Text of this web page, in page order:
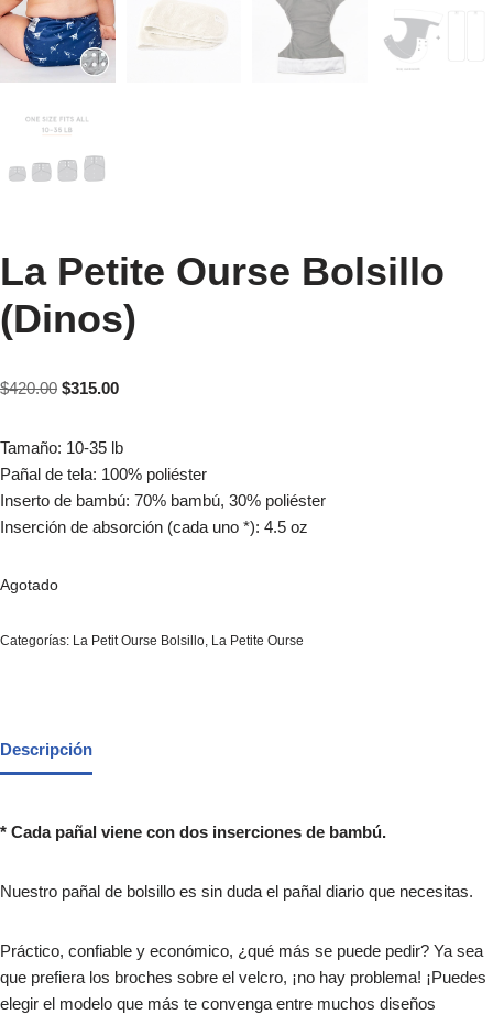
La Petite Ourse Bolsillo
(Dinos)
$420.00 $315.00
Tamaño: 10-35 lb
Pañal de tela: 100% poliéster
Inserto de bambú: 70% bambú, 30% poliéster
Inserción de absorción (cada uno *): 4.5 oz
Agotado
Categorías: La Petit Ourse Bolsillo La Petite Ourse
Descripción
* Cada pañal viene con dos inserciones de bambú.
Nuestro pañal de bolsillo es sin duda el pañal diario que necesitas.
Práctico, confiable y económico, ¿qué más se puede pedir? Ya sea
que prefiera los broches sobre el velcro, ¡no hay problema! ¡Puedes
elegir el modelo que más te convenga entre muchos diseños